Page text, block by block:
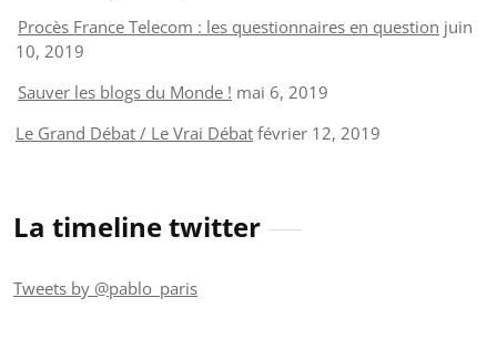
Procès France Telecom : les questionnaires en question juin
10, 2019
Sauver les blogs du Monde ! mai 6, 2019
Le Grand Débat / Le Vrai Débat février 12, 2019
La timeline twitter
Tweets by @pablo_paris